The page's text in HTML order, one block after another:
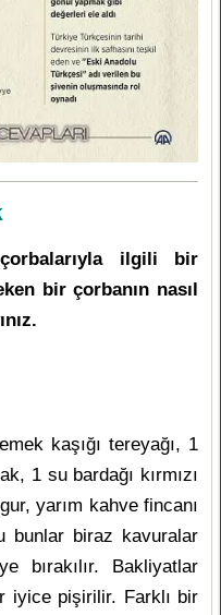
ilgili bir
bir çorbanın nasıl
kaşığı tereyağı, 1
1 su bardağı kırmızı
yarım kahve fincanı
bunlar biraz kavuralar
bırakılır. Bakliyatlar
iyice pişirilir. Farklı bir